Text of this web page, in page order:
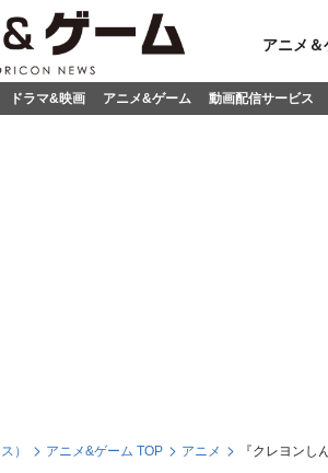
アニメ＆
ドラマ&映画 アニメ&ゲーム 動画配信サービス
） アニメ&ゲーム TOP アニメ 『クレヨン